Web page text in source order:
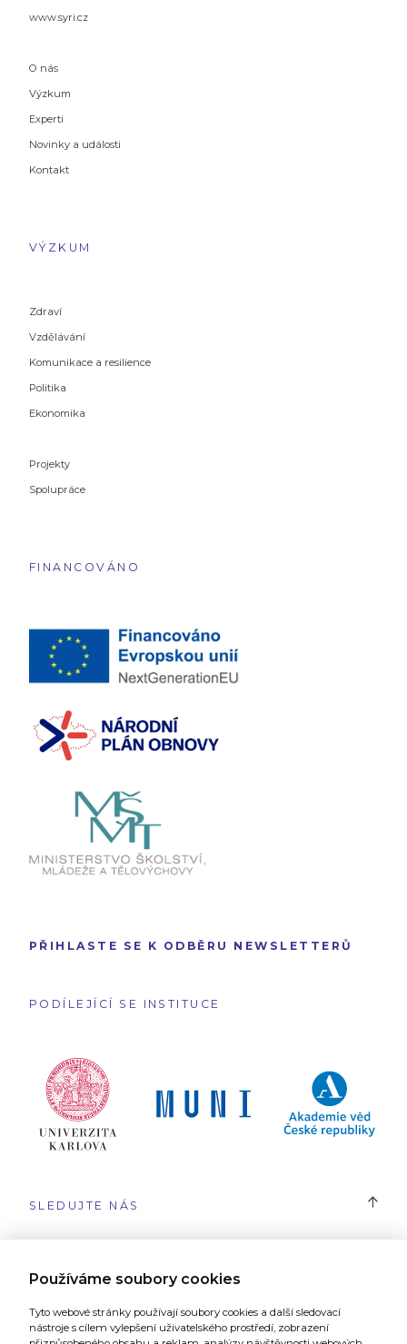
Používáme soubory cookies
Tyto webové stránky používají soubory cookies a další sledovací
nástroje s cílem vylepšení uživatelského prostředí, zobrazení
www.syri.cz
O nás
Výzkum
Experti
Novinky a události
Kontakt
VÝZKUM
Zdraví
Vzdělávání
Komunikace a resilience
Politika
Ekonomika
Projekty
Spolupráce
FINANCOVÁNO
PŘIHLASTE SE K ODBĚRU NEWSLETTERŮ
SLEDUJTE NÁS
#SYRI
PODÍLEJÍCÍ SE INSTITUCE